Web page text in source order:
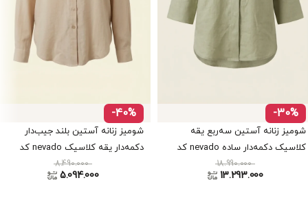
-30%
شومیز زنانه آستین سه‌ربع یقه
کلاسیک دکمه‌دار ساده nevado کد
404112491850
18.990.000
13.293.000
-40%
شومیز زنانه آستین بلند جیب‌دار
دکمه‌دار یقه کلاسیک nevado کد
404012621760
8.490.000
5.094.000